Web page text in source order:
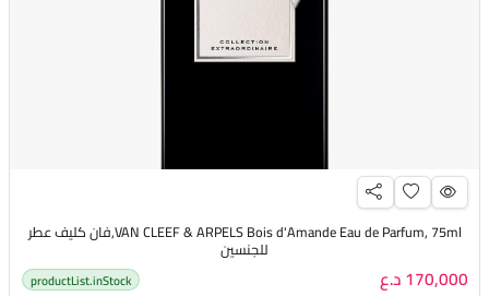
VAN CLEEF & ARPELS Bois d'Amande Eau de Parfum, 75ml,فان كليف عطر
للجنسين
170,000 د.ع productList.inStock